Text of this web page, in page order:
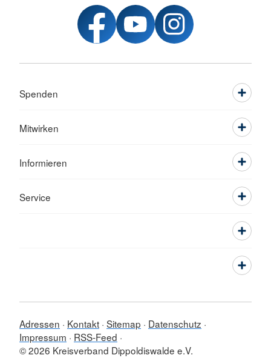
Spenden
Mitwirken
Informieren
Service
Adressen Kontakt Sitemap
Datenschutz
Impressum
RSS-Feed
© 2026 Kreisverband Dippoldiswalde e.V.